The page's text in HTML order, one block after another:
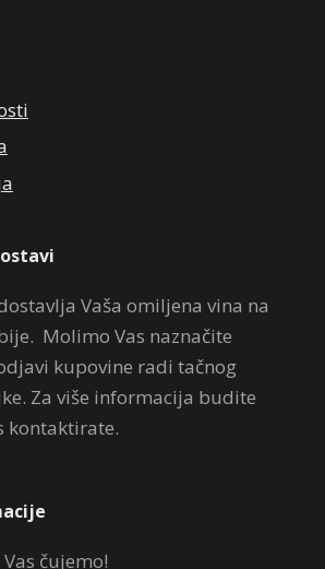
Vaša omiljena vina na
Molimo Vas naznačite
kupovine radi tačnog
Za više informacija budite
kontaktirate.
čujemo!